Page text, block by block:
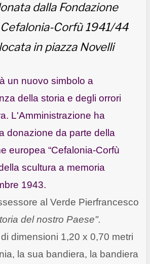
dalla Fondazione
Corfù 1941/44
in piazza Novelli
un nuovo simbolo a
della storia e degli orrori
L'Amministrazione ha
donazione da parte della
europea “Cefalonia-Corfù
scultura a memoria
1943.
al Verde Pierfrancesco
del nostro Paese".
dimensioni 1,20 x 0,70 metri
la sua bandiera, la bandiera